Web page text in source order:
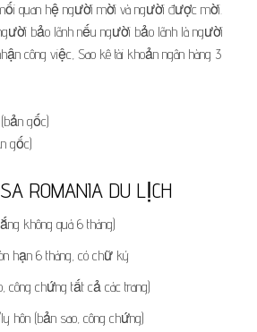
quan hệ người mời và người được mời.
bảo lãnh nếu người bảo lãnh là người
công việc, Sao kê tài khoản ngân hàng 3
gốc)
gốc)
ROMANIA DU LỊCH
không quá 6 tháng)
hạn 6 tháng, có chữ ký
chứng tất cả các trang)
hôn (bản sao, công chứng)